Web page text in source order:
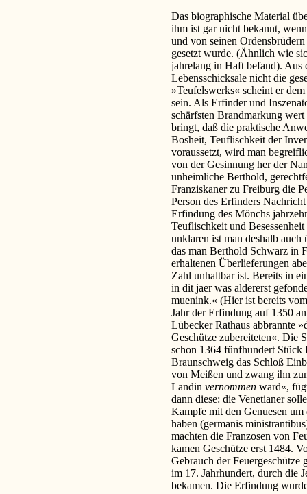
Das biographische Material
ihm ist gar nicht bekannt,
und von seinen
gesetzt wurde. (Ähnlich wie
jahrelang in Haft befand). Aus
Lebensschicksale nicht die
»Teufelswerks« scheint er
sein. Als Erfinder und
schärfsten Brandmarkung
bringt, daß die praktische
Bosheit, Teuflischkeit der
voraussetzt, wird man
von der Gesinnung her der
unheimliche Berthold,
Franziskaner zu Freiburg die
Person des Erfinders
Erfindung des Mönchs
Teuflischkeit und
unklaren ist man deshalb
das man Berthold Schwarz in
erhaltenen Überlieferungen
Zahl unhaltbar ist. Bereits in
in dit jaer was aldererst
muenink.« (Hier ist bereits
Jahr der Erfindung auf 1350
Lübecker Rathaus abbrannte
Geschütze zubereiteten«. Die
schon 1364 fünfhundert
Braunschweig das Schloß
von Meißen und zwang ihn
Landin vernommen ward«,
dann diese: die Venetianer
Kampfe mit den Genuesen
haben (germanis
machten die Franzosen von
kamen Geschütze erst 1484.
Gebrauch der Feuergeschütze
im 17. Jahrhundert, durch die
bekamen. Die Erfindung